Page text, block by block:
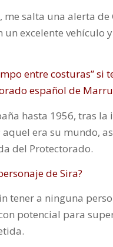
salta una alerta de
excelente vehículo
entre costuras” si
español de
hasta 1956, tras la
era su mundo,
del Protectorado.
de Sira?
tener a ninguna
potencial para